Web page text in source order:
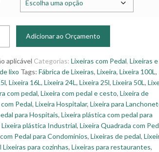
Adicionar ao Orçamento
aplicável Categorias:Lixeiras com Pedal,Lixeiras e
lixo Tags:Fábrica de Lixeiras,Lixeira,Lixeira 100L,
,Lixeira 16L,Lixeira 24L,Lixeira 25l,Lixeira 50L,
com pedal,Lixeira com pedal e cesto,Lixeira de
Pedal,Lixeira Hospitalar,Lixeira para
para Hospitais,Lixeira plástica com pedal para
Lixeira plástica Industrial,Lixeira Quadrada com
Pedal para Condomínios,Lixeiras de pedal,
Lixeiras para cozinhas,Lixeiras para restaurantes,